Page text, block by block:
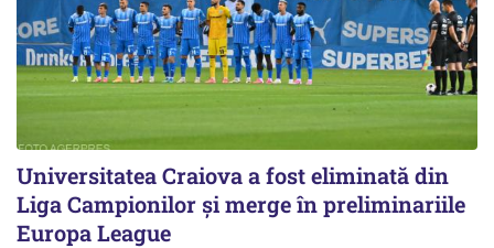
Universitatea Craiova a fost eliminată din
Liga Campionilor şi merge în preliminariile
Europa League